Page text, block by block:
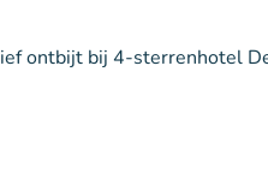
ontbijt bij 4-sterrenhotel